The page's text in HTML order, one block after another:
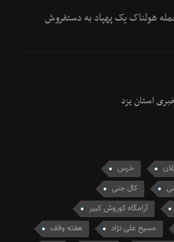
هولناک یک پهپاد به دستفروش
استان یزد
خرس
کال جنی
آرامگاه کوروش کبیر
مسیح علی نژاد
هفته وقف